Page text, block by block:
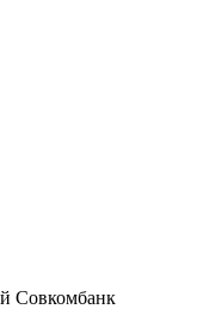
Совкомбанк